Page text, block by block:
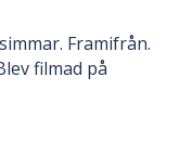
Framifrån.
filmad på